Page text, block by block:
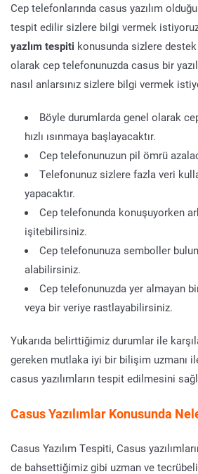
Cep telefonlarında casus yazılım olduğu
tespit edilir sizlere bilgi vermek
yazlım tespiti konusunda sizlere
olarak cep telefonunuzda casus bir
nasıl anlarsınız sizlere bilgi vermek
Böyle durumlarda genel olarak
hızlı ısınmaya başlayacaktır.
Cep telefonunuzun pil ömrü
Telefonunuz sizlere fazla veri
yapacaktır.
Cep telefonunda konuşuyorken
işitebilirsiniz.
Cep telefonunuza semboller
alabilirsiniz.
Cep telefonunuzda yer almayan
veya bir veriye rastlayabilirsiniz.
Yukarıda belirttiğimiz durumlar ile
gereken mutlaka iyi bir bilişim uzmanı
casus yazılımların tespit edilmesini
Casus Yazılımlar Konusunda
Casus Yazılım Tespiti, Casus
de bahsettiğimiz gibi uzman ve